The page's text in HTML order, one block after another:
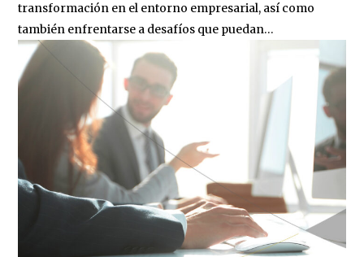
transformación en el entorno empresarial, así como
también enfrentarse a desafíos que puedan…